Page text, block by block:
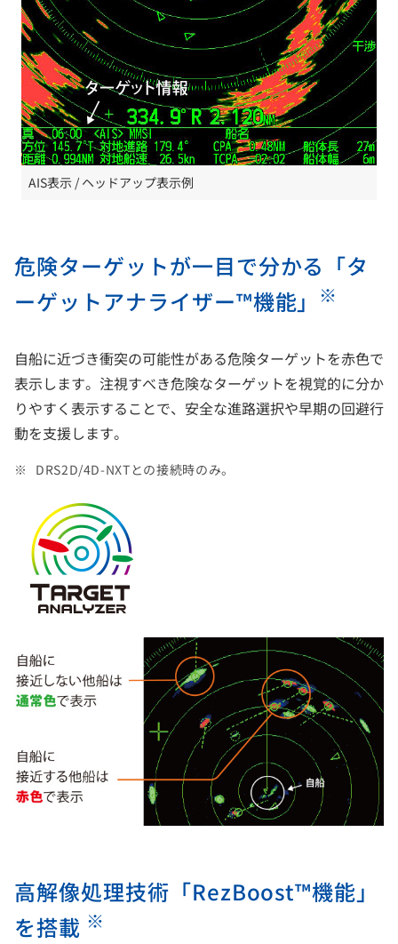
AIS表示 / ヘッドアップ表示例
危険ターゲットが一目で分かる「タ
ーゲットアナライザー™機能」
※
自船に近づき衝突の可能性がある危険ターゲットを赤色で
表示します。注視すべき危険なターゲットを視覚的に分か
りやすく表示することで、安全な進路選択や早期の回避行
動を支援します。
DRS2D/4D-NXTとの接続時のみ。
高解像処理技術「RezBoost™機能」
を搭載 ※